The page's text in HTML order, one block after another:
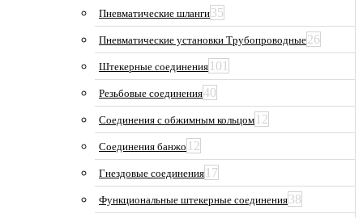
Пневматические шланги35
Пневматические установки Трубопроводные26
Штекерные соединения 101
Резьбовые соединения40
Соединения с обжимным кольцом 12
Соединения банжо 12
Гнездовые соединения 17
Функциональные штекерные соединения38